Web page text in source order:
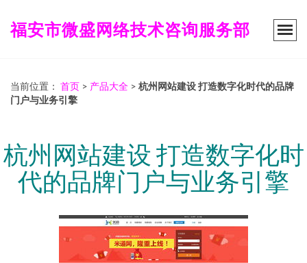
福安市微盛网络技术咨询服务部
当前位置： 首页 > 产品大全 > 杭州网站建设 打造数字化时代的品牌
门户与业务引擎
杭州网站建设 打造数字化时
代的品牌门户与业务引擎